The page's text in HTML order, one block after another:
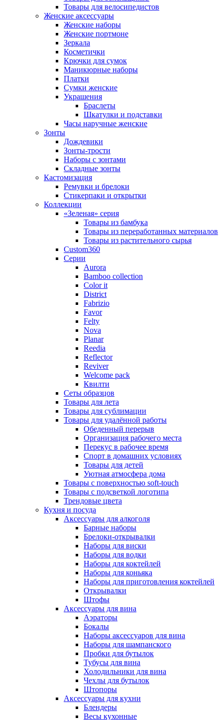
Товары для велосипедистов
Женские аксессуары
Женские наборы
Женские портмоне
Зеркала
Косметички
Крючки для сумок
Маникюрные наборы
Платки
Сумки женские
Украшения
Браслеты
Шкатулки и подставки
Часы наручные женские
Зонты
Дождевики
Зонты-трости
Наборы с зонтами
Складные зонты
Кастомизация
Ремувки и брелоки
Стикерпаки и открытки
Коллекции
«Зеленая» серия
Товары из бамбука
Товары из переработанных материалов
Товары из растительного сырья
Custom360
Серии
Aurora
Bamboo collection
Color it
District
Fabrizio
Favor
Felty
Nova
Planar
Reedia
Reflector
Reviver
Welcome pack
Квилти
Сеты образцов
Товары для лета
Товары для сублимации
Товары для удалённой работы
Обеденный перерыв
Организация рабочего места
Перекус в рабочее время
Спорт в домашних условиях
Товары для детей
Уютная атмосфера дома
Товары с поверхностью soft-touch
Товары с подсветкой логотипа
Трендовые цвета
Кухня и посуда
Аксессуары для алкоголя
Барные наборы
Брелоки-открывалки
Наборы для виски
Наборы для водки
Наборы для коктейлей
Наборы для коньяка
Наборы для приготовления коктейлей
Открывалки
Штофы
Аксессуары для вина
Аэраторы
Бокалы
Наборы аксессуаров для вина
Наборы для шампанского
Пробки для бутылок
Тубусы для вина
Холодильники для вина
Чехлы для бутылок
Штопоры
Аксессуары для кухни
Блендеры
Весы кухонные